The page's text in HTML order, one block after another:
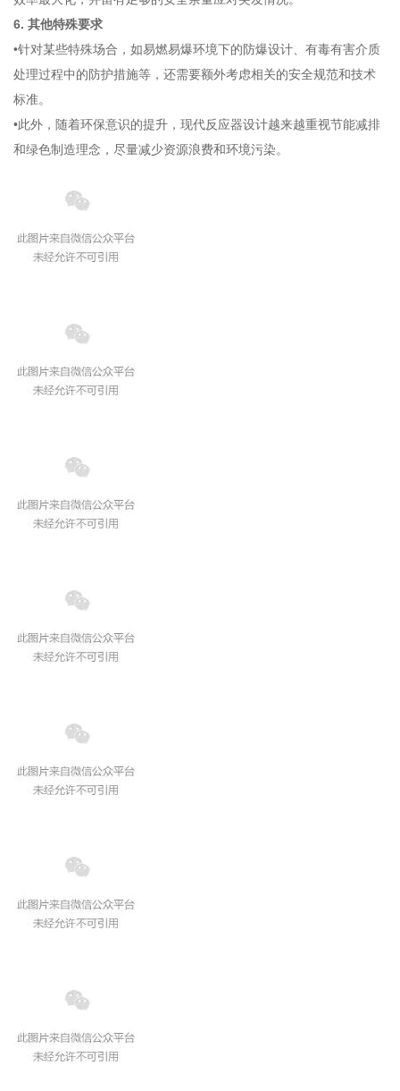
6. 其他特殊要求
•针对某些特殊场合，如易燃易爆环境下的防爆设计、有毒有害介质
处理过程中的防护措施等，还需要额外考虑相关的安全规范和技术
标准。
•此外，随着环保意识的提升，现代反应器设计越来越重视节能减排
和绿色制造理念，尽量减少资源浪费和环境污染。